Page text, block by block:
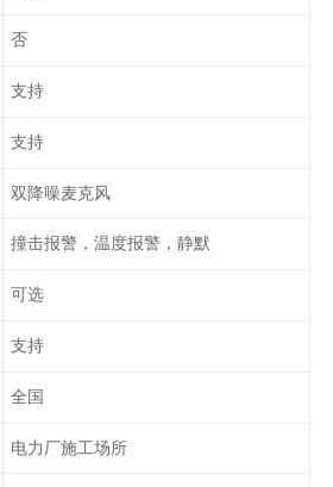
否
支持
支持
双降噪麦克风
撞击报警，温度报警，静默
可选
支持
全国
电力厂施工场所